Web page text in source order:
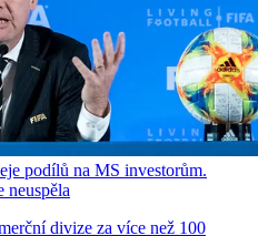
podílů na MS investorům.
neuspěla
divize za více než 100